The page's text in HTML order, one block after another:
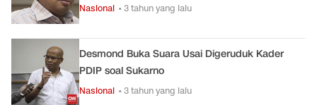
Nasional • 3 tahun yang lalu
Desmond Buka Suara Usai Digeruduk Kader
PDIP soal Sukarno
Nasional • 3 tahun yang lalu